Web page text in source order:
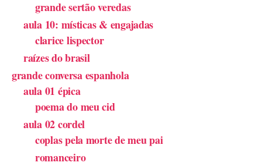
grande sertão veredas
aula 10: místicas & engajadas
clarice lispector
raízes do brasil
grande conversa espanhola
aula 01 épica
poema do meu cid
aula 02 cordel
coplas pela morte de meu pai
romanceiro